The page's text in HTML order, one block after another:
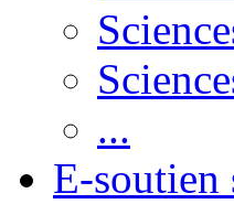
...
E-soutien